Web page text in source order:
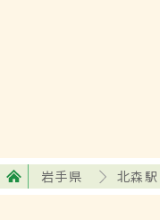
岩手県 北森駅